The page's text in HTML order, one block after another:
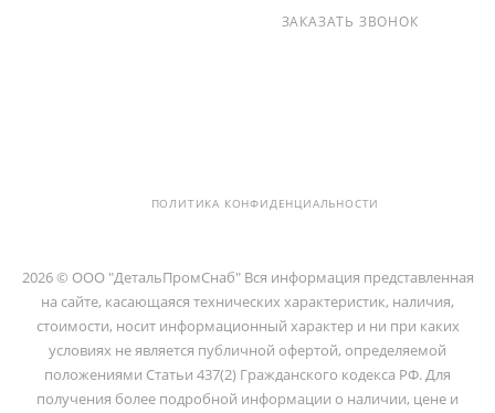
ЗАКАЗАТЬ ЗВОНОК
ПОЛИТИКА КОНФИДЕНЦИАЛЬНОСТИ
2026 © ООО "ДетальПромСнаб" Вся информация представленная
на сайте, касающаяся технических характеристик, наличия,
стоимости, носит информационный характер и ни при каких
условиях не является публичной офертой, определяемой
положениями Статьи 437(2) Гражданского кодекса РФ. Для
получения более подробной информации о наличии, цене и